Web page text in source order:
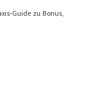
zu Bonus,